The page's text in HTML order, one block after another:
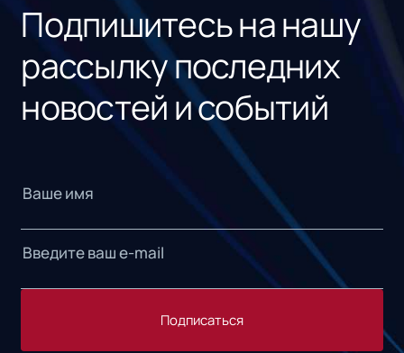
Подпишитесь на нашу
рассылку последних
новостей и событий
Подписаться